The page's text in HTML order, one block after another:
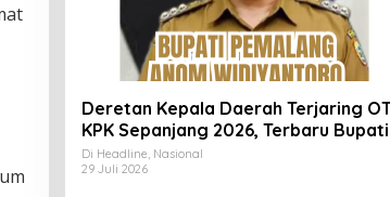
Deretan Kepala Daerah Terjaring
KPK Sepanjang 2026, Terbaru Bupati
Pemalang Anom Widiyantoro
Di Headline, Nasional
29 Juli 2026